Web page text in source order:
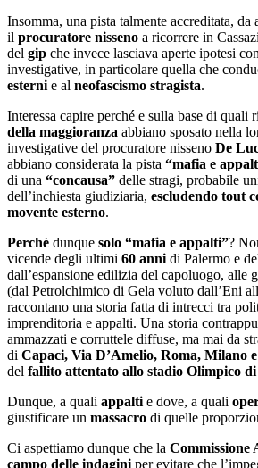
Insomma, una pista talmente accreditata, da
il procuratore nisseno a ricorrere in
del gip che invece lasciava aperte ipotesi
investigative, in particolare quella che
esterni e al neofascismo stragista.
Interessa capire perché e sulla base di quali
della maggioranza abbiano sposato nella
investigative del procuratore nisseno De
abbiano considerata la pista “mafia e
di una “concausa” delle stragi, probabile
dell’inchiesta giudiziaria, escludendo tout
movente esterno.
Perché dunque solo “mafia e appalti”?
vicende degli ultimi 60 anni di Palermo e
dall’espansione edilizia del capoluogo, alle
(dal Petrolchimico di Gela voluto dall’Eni
raccontano una storia fatta di intrecci tra
imprenditoria e appalti. Una storia
ammazzati e corruttele diffuse, ma mai da
di Capaci, Via D’Amelio, Roma, Milano
del fallito attentato allo stadio Olimpico
Dunque, a quali appalti e dove, a quali
giustificare un massacro di quelle
Ci aspettiamo dunque che la Commissione
campo delle indagini per evitare che